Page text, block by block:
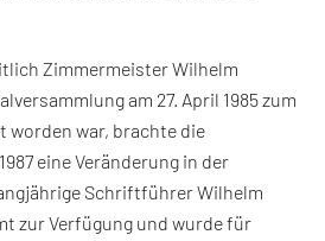
Zimmermeister Wilhelm
am 27. April 1985 zum
worden war, brachte die
eine Veränderung in der
Schriftführer Wilhelm
zur Verfügung und wurde für